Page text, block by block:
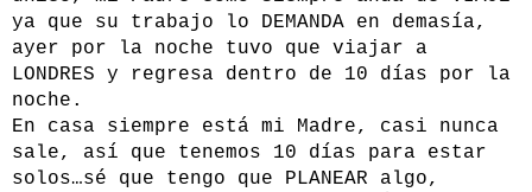
ya que su trabajo lo DEMANDA en demasía,
ayer por la noche tuvo que viajar a
LONDRES y regresa dentro de 10 días por la
noche.
En casa siempre está mi Madre, casi nunca
sale, así que tenemos 10 días para estar
solos…sé que tengo que PLANEAR algo,